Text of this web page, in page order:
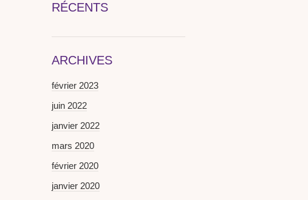
RÉCENTS
ARCHIVES
février 2023
juin 2022
janvier 2022
mars 2020
février 2020
janvier 2020